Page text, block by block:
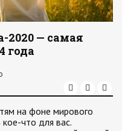
2020 — самая
года
на фоне мирового
кое-что для вас.